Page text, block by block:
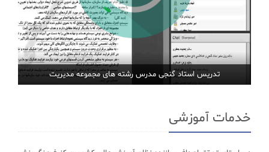
تدریس استاد گنجی مدرس رشته های مجموعه مدیریت
خدمات آموزشی